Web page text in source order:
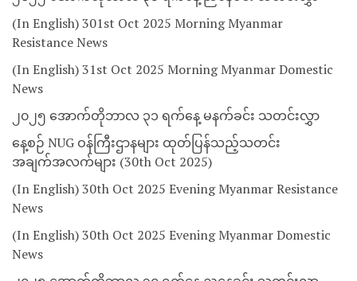
(In English) 301st Oct 2025 Morning Myanmar
Resistance News
(In English) 31st Oct 2025 Morning Myanmar Domestic
News
၂၀၂၅ အောက်တိုဘာလ ၃၁ ရက်နေ့ မနက်ခင်း သတင်းလွှာ
နေ့စဉ် NUG ဝန်ကြီးဌာနများ ထုတ်ပြန်သည့်သတင်း
အချက်အလက်များ (30th Oct 2025)
(In English) 30th Oct 2025 Evening Myanmar Resistance
News
(In English) 30th Oct 2025 Evening Myanmar Domestic
News